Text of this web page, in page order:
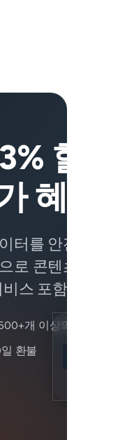
할인
혜택
터를 안전하게 유
로 콘텐츠에 접근
스 포함.
개 이상의 서버
환불